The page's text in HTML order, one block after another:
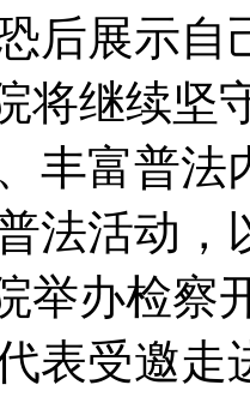
后展示自
将继续坚
丰富普法
法活动，
举办检察
表受邀走